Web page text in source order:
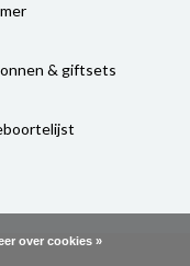
& giftsets
over cookies »